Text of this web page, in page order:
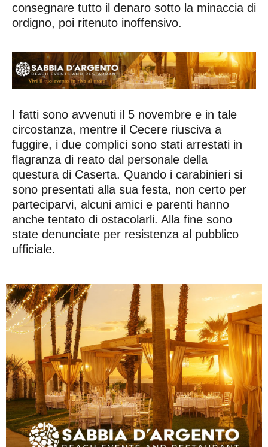
consegnare tutto il denaro sotto la minaccia di
ordigno, poi ritenuto inoffensivo.
I fatti sono avvenuti il 5 novembre e in tale
circostanza, mentre il Cecere riusciva a
fuggire, i due complici sono stati arrestati in
flagranza di reato dal personale della
questura di Caserta. Quando i carabinieri si
sono presentati alla sua festa, non certo per
parteciparvi, alcuni amici e parenti hanno
anche tentato di ostacolarli. Alla fine sono
state denunciate per resistenza al pubblico
ufficiale.